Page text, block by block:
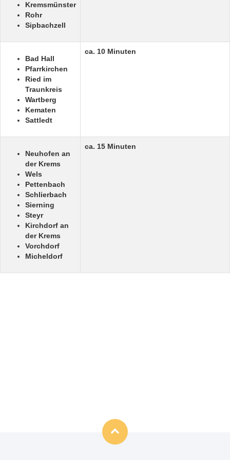
Kremsmünster
Rohr
Sipbachzell
Bad Hall
Pfarrkirchen
Ried im
Traunkreis
Wartberg
Kematen
Sattledt
ca. 10 Minuten
Neuhofen an
der Krems
Wels
Pettenbach
Schlierbach
Sierning
Steyr
Kirchdorf an
der Krems
Vorchdorf
Micheldorf
ca. 15 Minuten